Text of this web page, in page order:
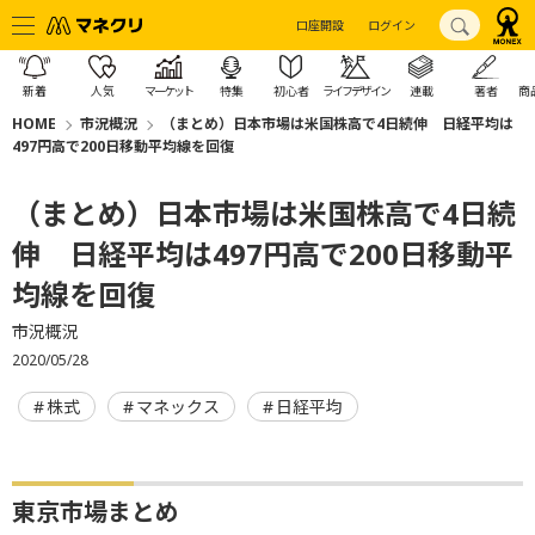
口座開設 ログイン
新着 人気 マーケット 特集 初心者 ライフデザイン 連載 著者 商
HOME 市況概況
（まとめ）日本市場は米国株高で4日続伸 日経平均は
497円高で200日移動平均線を回復
（まとめ）日本市場は米国株高で4日続
伸 日経平均は497円高で200日移動平
均線を回復
市況概況
2020/05/28
株式 マネックス 日経平均
東京市場まとめ